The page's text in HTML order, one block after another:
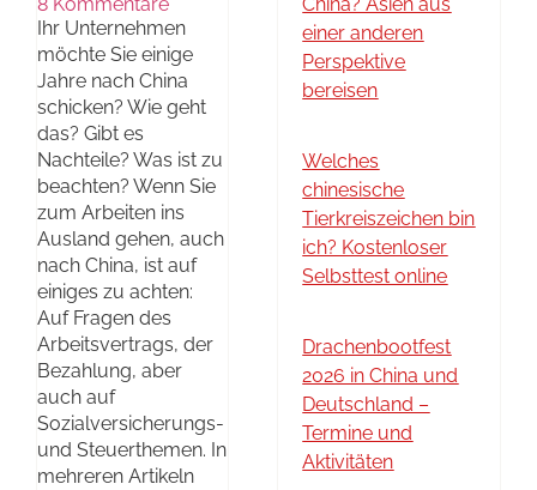
Ihr Unternehmen
möchte Sie einige
Jahre nach China
schicken? Wie geht
das? Gibt es
Nachteile? Was ist zu
beachten? Wenn Sie
zum Arbeiten ins
Ausland gehen, auch
nach China, ist auf
einiges zu achten:
Auf Fragen des
Arbeitsvertrags, der
Bezahlung, aber
auch auf
Sozialversicherungs-
und Steuerthemen. In
mehreren Artikeln
einer anderen
Perspektive
bereisen
Welches
chinesische
Tierkreiszeichen bin
ich? Kostenloser
Selbsttest online
Drachenbootfest
2026 in China und
Deutschland –
Termine und
Aktivitäten